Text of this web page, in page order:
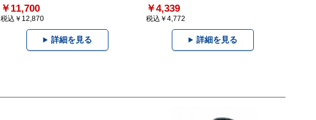
￥11,700
税込￥12,870
詳細を見る
￥4,339
税込￥4,772
詳細を見る